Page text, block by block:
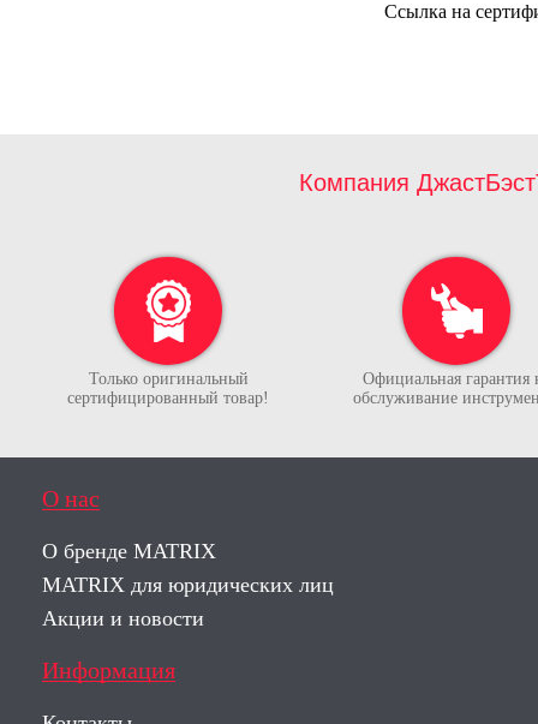
Ссылка на
Компания
Только оригинальный
сертифицированный товар!
Официальная гарантия
обслуживание
О нас
О бренде MATRIX
MATRIX для юридических лиц
Акции и новости
Информация